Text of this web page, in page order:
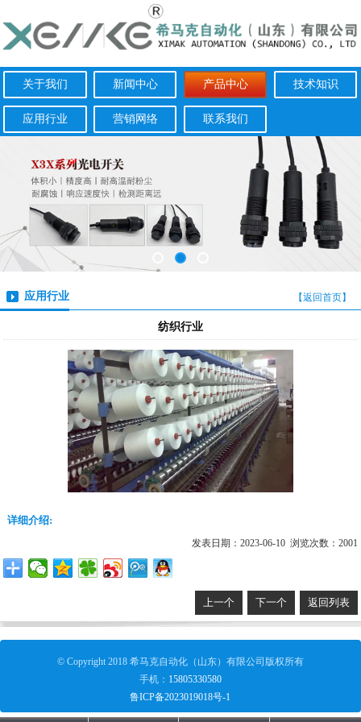
关于我们 新闻中心 产品中心 技术知识
应用行业 营销网络 联系我们
应用行业 【返回首页】
纺织行业
详细介绍:
发表日期：2023-06-10 浏览次数：2001
上一个 下一个 返回列表
© Copyright 2018 希马克自动化（山东）有限公司版权所有
手机： 15805330580
鲁ICP备2023019018号-1